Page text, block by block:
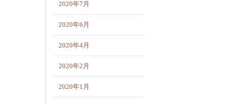
2020年7月
2020年6月
2020年4月
2020年2月
2020年1月